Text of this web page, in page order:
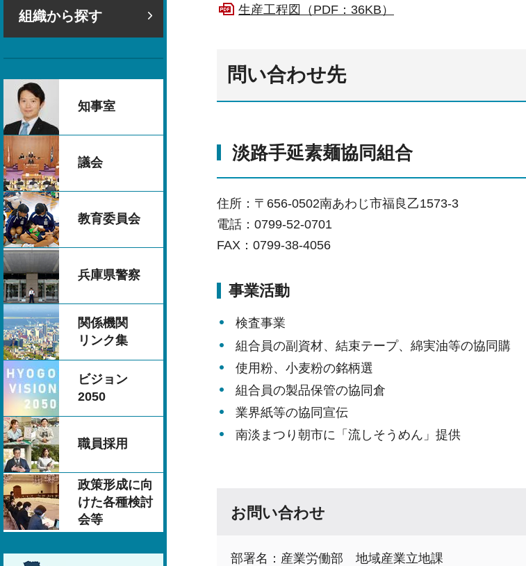
組織から探す
知事室
議会
教育委員会
兵庫県警察
関係機関
リンク集
ビジョン
2050
職員採用
政策形成に向
けた各種検討
会等
生産工程図（PDF：36KB）
問い合わせ先
淡路手延素麺協同組合
住所：〒656-0502南あわじ市福良乙1573-3
電話：0799-52-0701
FAX：0799-38-4056
事業活動
検査事業
組合員の副資材、結束テープ、綿実油等の協同購
使用粉、小麦粉の銘柄選
組合員の製品保管の協同倉
業界紙等の協同宣伝
南淡まつり朝市に「流しそうめん」提供
お問い合わせ
部署名：産業労働部 地域産業立地課